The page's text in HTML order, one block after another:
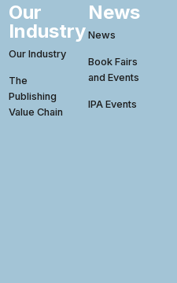
Our
Industry
Our Industry
The
Publishing
Value Chain
News
News
Book Fairs
and Events
IPA Events